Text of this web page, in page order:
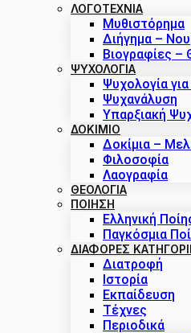
ΛΟΓΟΤΕΧΝΙΑ
Μυθιστόρημα
Διήγημα –
Βιογραφίες –
ΨΥΧΟΛΟΓΙΑ
Ψυχολογία
Ψυχανάλυση
Υπαρξιακή
ΔΟΚΊΜΙΟ
Δοκίμια –
Φιλοσοφία
Λαογραφία
ΘΕΟΛΟΓΙΑ
ΠΟΙΗΣΗ
Ελληνική
Παγκόσμια
ΔΙΑΦΟΡΕΣ
Διατροφή
Ιστορία
Εκπαίδευση
Τέχνες
Περιοδικά